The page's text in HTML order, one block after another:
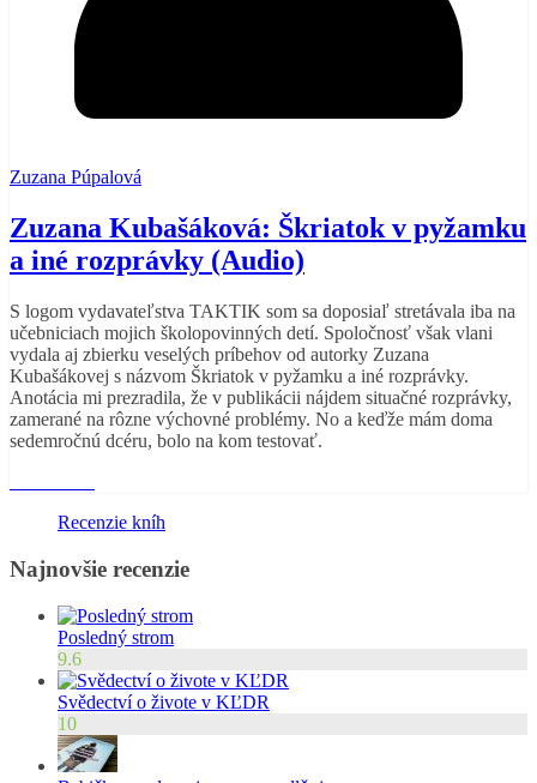
Zuzana Púpalová
Zuzana Kubašáková: Škriatok v pyžamku
a iné rozprávky (Audio)
S logom vydavateľstva TAKTIK som sa doposiaľ stretávala iba na
učebniciach mojich školopovinných detí. Spoločnosť však vlani
vydala aj zbierku veselých príbehov od autorky Zuzana
Kubašákovej s názvom Škriatok v pyžamku a iné rozprávky.
Anotácia mi prezradila, že v publikácii nájdem situačné rozprávky,
zamerané na rôzne výchovné problémy. No a keďže mám doma
sedemročnú dcéru, bolo na kom testovať.
Recenzie kníh
Najnovšie recenzie
Posledný strom
9.6
Svědectví o živote v KĽDR
10